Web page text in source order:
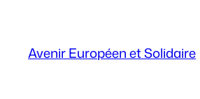
contenu
Avenir Européen et Solidaire